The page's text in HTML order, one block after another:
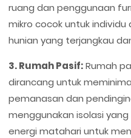
ruang dan penggunaan
mikro cocok untuk
hunian yang terjangkau
3. Rumah Pasif:Rumah
dirancang untuk
pemanasan dan
menggunakan isolasi
energi matahari untuk